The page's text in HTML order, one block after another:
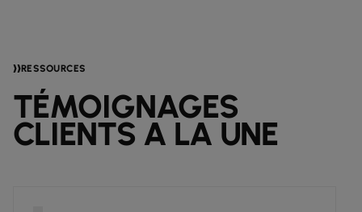
RESSOURCES
TÉMOIGNAGES
CLIENTS A LA UNE